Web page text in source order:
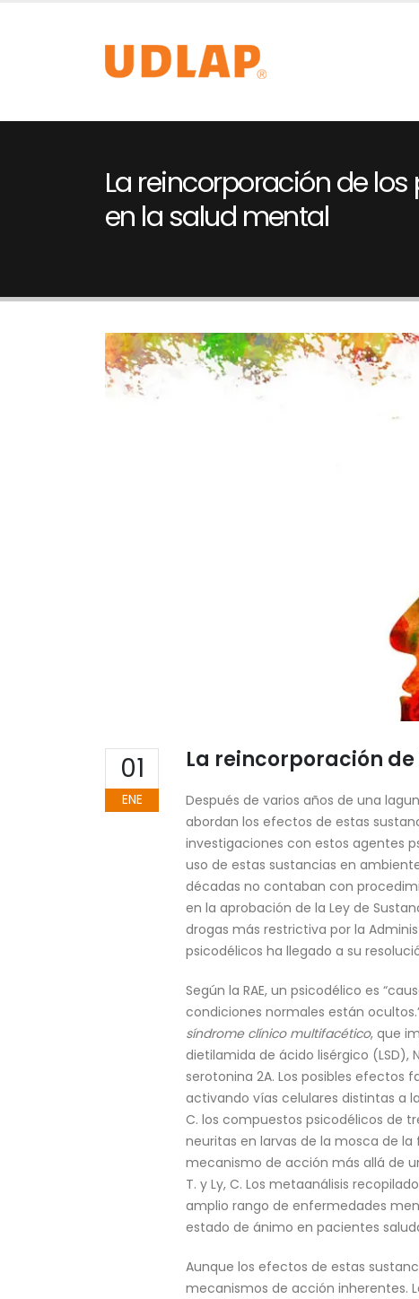
La reincorporación de
en la salud mental
01
ENE
La reincorporación
Después de varios años de una
abordan los efectos de estas
investigaciones con estos agentes
uso de estas sustancias en
décadas no contaban con
en la aprobación de la Ley de
drogas más restrictiva por la
psicodélicos ha llegado a su
Según la RAE, un psicodélico es
condiciones normales están
síndrome clínico multifacético, que
dietilamida de ácido lisérgico
serotonina 2A. Los posibles efectos
activando vías celulares distintas a
C. los compuestos psicodélicos de
neuritas en larvas de la mosca de
mecanismo de acción más allá de
T. y Ly, C. Los metaanálisis
amplio rango de enfermedades
estado de ánimo en pacientes
Aunque los efectos de estas
mecanismos de acción inherentes.